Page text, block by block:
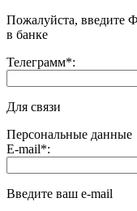
Пожалуйста, введите
в банке
Телеграмм*:
Для связи
Персональные данные
E-mail*:
Введите ваш e-mail